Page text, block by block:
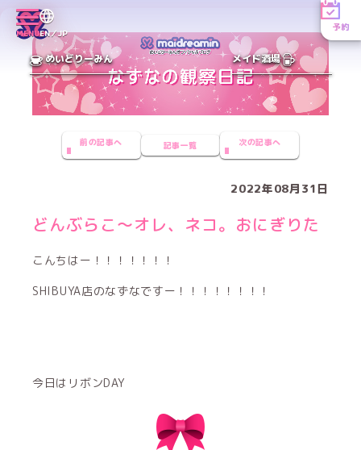
MENUEN／JP
予約
めいどりーみん メイド酒場
前の記事へ 記事一覧 次の記事へ
2022年08月31日
どんぶらこ〜オレ、ネコ。おにぎりた
こんちはー！！！！！！！
SHIBUYA店のなずなですー！！！！！！！！
今日はリボンDAY